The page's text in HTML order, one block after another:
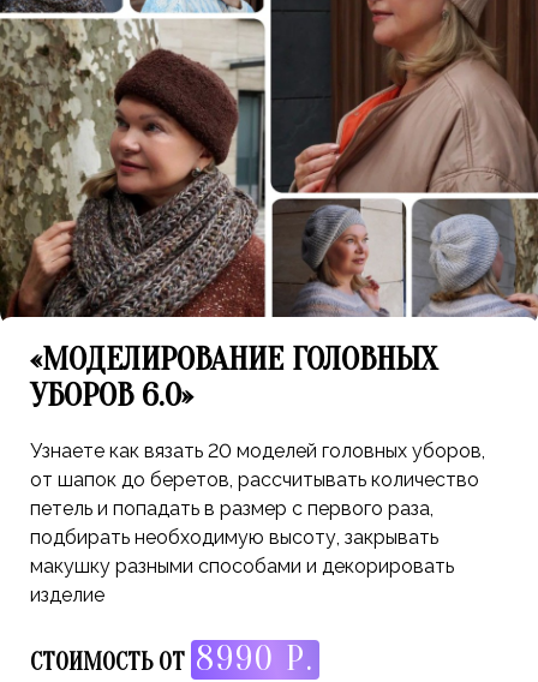
«МОДЕЛИРОВАНИЕ ГОЛОВНЫХ
УБОРОВ 6.0»
Узнаете как вязать 20 моделей головных уборов,
от шапок до беретов, рассчитывать количество
петель и попадать в размер с первого раза,
подбирать необходимую высоту, закрывать
макушку разными способами и декорировать
изделие
СТОИМОСТЬ ОТ 8990 Р.